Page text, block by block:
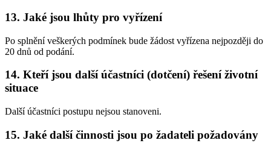
13. Jaké jsou lhůty pro vyřízení
Po splnění veškerých podmínek bude žádost vyřízena nejpozději do
20 dnů od podání.
14. Kteří jsou další účastníci (dotčení) řešení životní
situace
Další účastníci postupu nejsou stanoveni.
15. Jaké další činnosti jsou po žadateli požadovány